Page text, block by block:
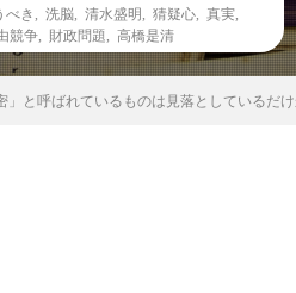
べき 洗脳 清水盛明 猜疑心 真実
競争 財政問題 高橋是清
」と呼ばれているものは見落としているだ